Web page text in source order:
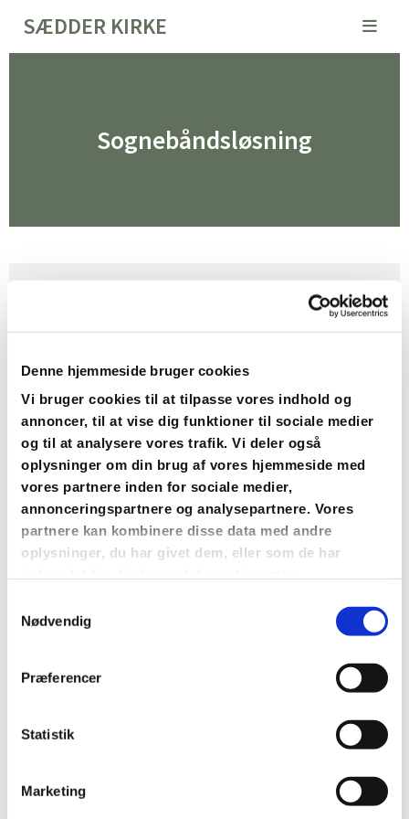
Denne hjemmeside bruger cookies
Vi bruger cookies til at tilpasse vores indhold og
annoncer, til at vise dig funktioner til sociale medier
og til at analysere vores trafik. Vi deler også
oplysninger om din brug af vores hjemmeside med
vores partnere inden for sociale medier,
annonceringspartnere og analysepartnere. Vores
partnere kan kombinere disse data med andre
oplysninger, du har givet dem, eller som de har
Nødvendig
Præferencer
Statistik
Marketing
SÆDDER KIRKE
Sognebåndsløsning
Som medlem af folkekirken hører du
som hovedregel til menigheden i det
sogn, hvor du bor. Du kan imidlertid ved
at løse sognebånd slutte dig til en præst
i et andet sogn. Ved at løse sognebånd
får du ret til at blive betjent af den
præst, du har løst sognebånd til.
Hvis du ønsker at løse sognebånd, skal
du henvende dig til den præst, du ønsker
at slutte dig til. Anmodningen om at løse
oplysninger om navn, personnummer og
du give en begrundelse for ønsket om at
Sognebåndsløsningen ophører, når den
præst, du har løst sognebånd til, flytter
til et andet embede, bliver afskediget